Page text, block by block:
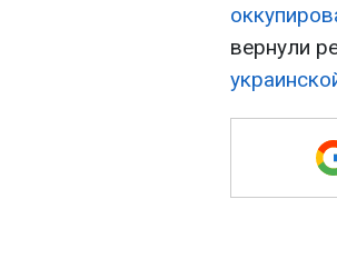
вернули